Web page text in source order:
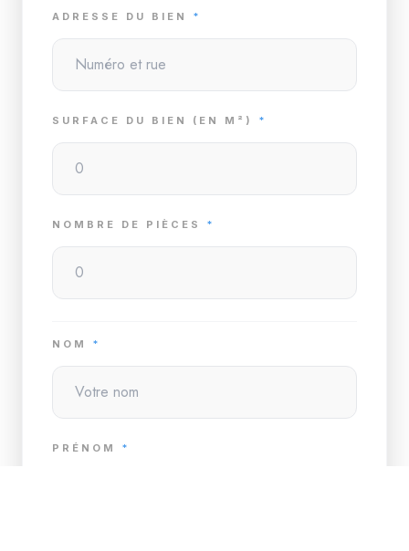
ADRESSE DU BIEN *
SURFACE DU BIEN (EN M²) *
NOMBRE DE PIÈCES *
NOM *
PRÉNOM *